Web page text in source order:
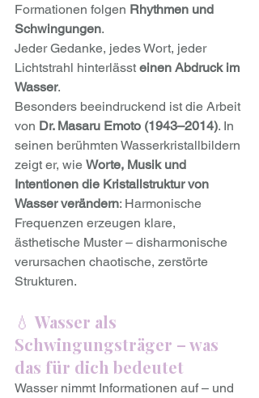
Formationen folgen Rhythmen und
Schwingungen.
Jeder Gedanke, jedes Wort, jeder
Lichtstrahl hinterlässt einen Abdruck im
Wasser.
Besonders beeindruckend ist die Arbeit
von Dr. Masaru Emoto (1943–2014). In
seinen berühmten Wasserkristallbildern
zeigt er, wie Worte, Musik und
Intentionen die Kristallstruktur von
Wasser verändern: Harmonische
Frequenzen erzeugen klare,
ästhetische Muster – disharmonische
verursachen chaotische, zerstörte
Strukturen.
💧 Wasser als
Schwingungsträger – was
das für dich bedeutet
Wasser nimmt Informationen auf – und